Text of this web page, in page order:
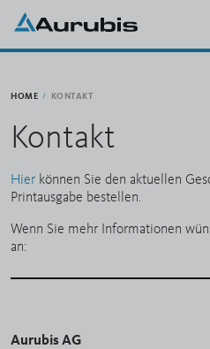
zum Inhalt springen
HOME KONTAKT
Kontakt
Hier können Sie den aktuellen
Printausgabe bestellen.
Wenn Sie mehr Informationen
an:
Aurubis AG